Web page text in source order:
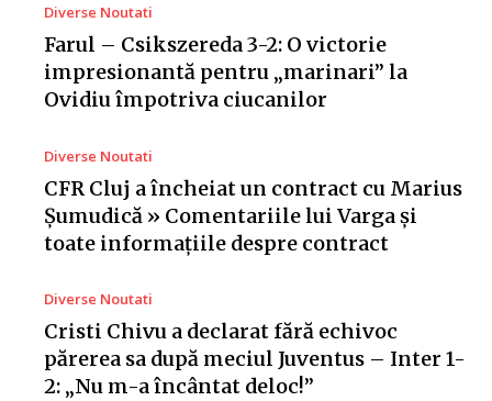
Diverse Noutati
Farul – Csikszereda 3-2: O victorie
impresionantă pentru „marinari” la
Ovidiu împotriva ciucanilor
Diverse Noutati
CFR Cluj a încheiat un contract cu Marius
Șumudică » Comentariile lui Varga și
toate informațiile despre contract
Diverse Noutati
Cristi Chivu a declarat fără echivoc
părerea sa după meciul Juventus – Inter 1-
2: „Nu m-a încântat deloc!”